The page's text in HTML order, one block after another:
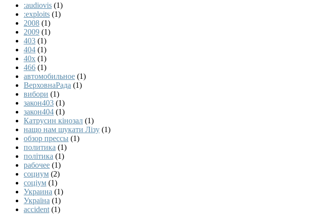
:audiovis (1)
:exploits (1)
2008 (1)
2009 (1)
403 (1)
404 (1)
40x (1)
466 (1)
автомобильное (1)
ВерховнаРада (1)
вибори (1)
закон403 (1)
закон404 (1)
Катрусин кінозал (1)
нащо нам шукати Лізу (1)
обзор прессы (1)
политика (1)
політика (1)
рабочее (1)
социум (2)
соціум (1)
Украина (1)
Україна (1)
accident (1)